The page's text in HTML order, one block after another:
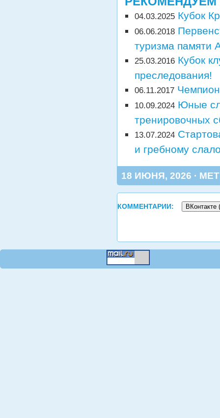
04.03.2025 Кубок
06.06.2018
туризма памяти
25.03.2016 Кубок
преследования!
06.11.2017
10.09.2024 Юные
тренировочных
13.07.2024
и гребному
18 ИЮНЯ, 2026 ·
КОММЕНТАРИИ: ВКонтакте (